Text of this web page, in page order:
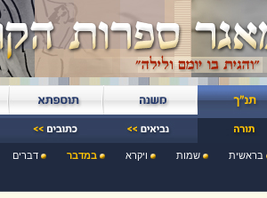
בראשית שמות ויקרא במדבר דברים